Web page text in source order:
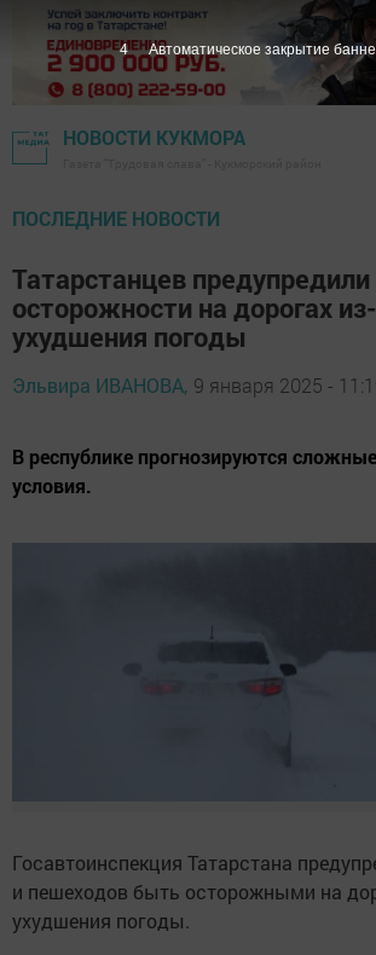
НОВОСТИ КУКМОРА
ПОСЛЕДНИЕ НОВОСТИ
Татарстанцев предупредили
осторожности на дорогах
ухудшения погоды
Эльвира ИВАНОВА, 9 января 2025 -
В республике прогнозируются
условия.
Госавтоинспекция Татарстана
и пешеходов быть осторожными на
ухудшения погоды.
2 Автоматическое закрытие